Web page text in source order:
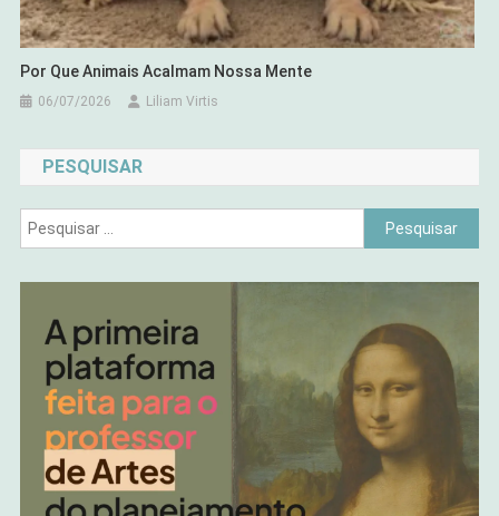
Por Que Animais Acalmam Nossa Mente
06/07/2026 Liliam Virtis
PESQUISAR